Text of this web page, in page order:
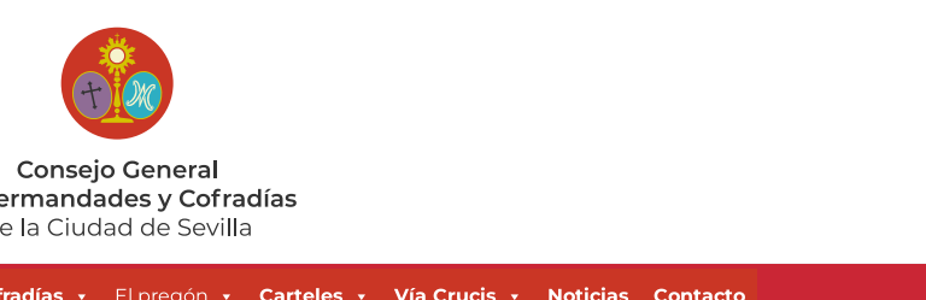
El pregón Carteles Vía Crucis Noticias Contacto